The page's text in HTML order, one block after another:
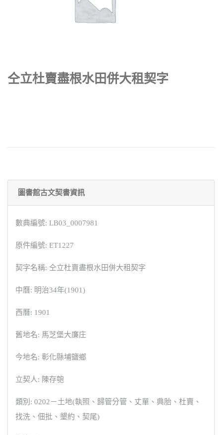
仝立杜賣盡根水田併大租契字
圖書館古文契書資訊
數典編號: LB03_0007981
原件編號: ET1227
契字名稱: 仝立杜賣盡根水田併大租契字
中曆: 明治34年(1901)
西曆: 1901
舊地名: 馬芝堡大廉庄
今地名: 彰化縣埔鹽鄉
立契人: 陳存匏
類別: 0202－土地(執照、歸管分管、丈單、典胎、杜賣、
找洗、佃批、墾約、契尾)